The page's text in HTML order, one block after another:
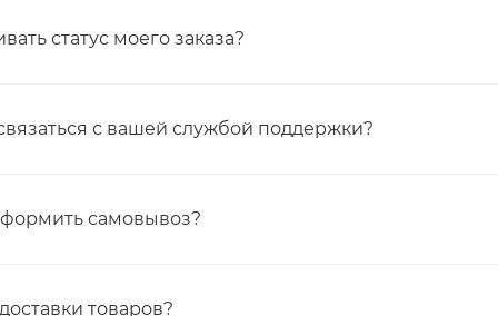
статус моего заказа?
с вашей службой поддержки?
самовывоз?
товаров?